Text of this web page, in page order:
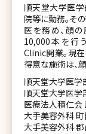
順天堂大学医
院等に勤務。そ
医を務め、顔
10,000本を行
Clinic開業。現
得意な施術は、
順天堂大学医学
順天堂大学医学
医療法人積仁会
大手美容外科
大手美容外科